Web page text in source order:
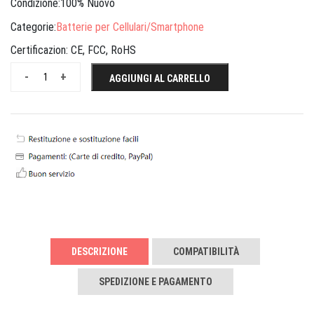
Condizione:100% Nuovo
Categorie:Batterie per Cellulari/Smartphone
Certificazion: CE, FCC, RoHS
+
- AGGIUNGI AL CARRELLO
DESCRIZIONE COMPATIBILITÀ
SPEDIZIONE E PAGAMENTO